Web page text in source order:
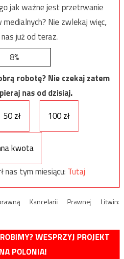
jak ważne jest przetrwanie
Nie zwlekaj więc,
już od teraz.
8%
robotę? Nie czekaj zatem
nas od dzisiaj.
50 zł 100 zł
kwota
nas tym miesiącu: Tutaj
Kancelarii Prawnej Litwin:
WESPRZYJ PROJEKT
POLONIA!